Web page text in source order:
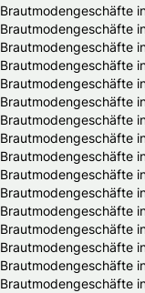
Brautmodengeschäfte
Brautmodengeschäfte
Brautmodengeschäfte
Brautmodengeschäfte
Brautmodengeschäfte
Brautmodengeschäfte
Brautmodengeschäfte
Brautmodengeschäfte
Brautmodengeschäfte
Brautmodengeschäfte
Brautmodengeschäfte
Brautmodengeschäfte
Brautmodengeschäfte
Brautmodengeschäfte
Brautmodengeschäfte
Brautmodengeschäfte